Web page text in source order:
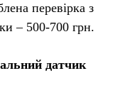
перевірка з
– 500-700 грн.
датчик